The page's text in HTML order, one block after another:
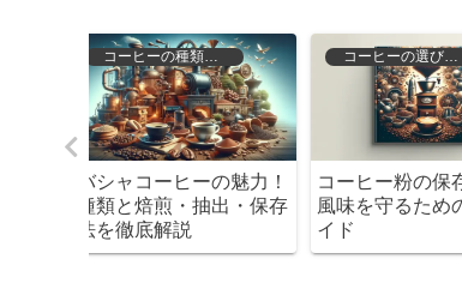
粉類を美味しく保つ！正
しい保存方法とは
カルディで見
スプレッソ用
と器具完全ガ